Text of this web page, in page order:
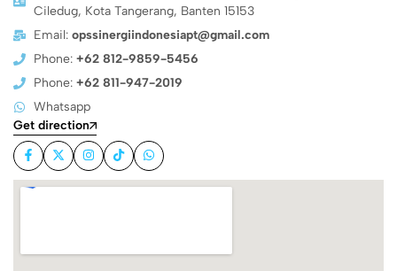
Ciledug, Kota Tangerang, Banten 15153
Email: opssinergiindonesiapt@gmail.com
Phone: +62 812-9859-5456
Phone: +62 811-947-2019
Whatsapp
Get direction